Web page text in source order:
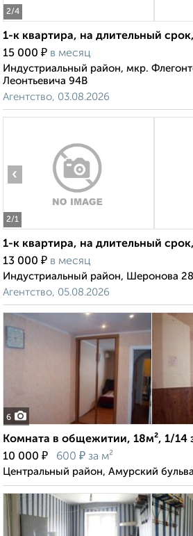
2/4
1-к квартира, на длительный
15 000 ₽ в месяц
Индустриальный район, мкр.
Леонтьевича 94В
Агентство, 03.08.2026
2/1
‹
1-к квартира, на длительный
13 000 ₽ в месяц
Индустриальный район, Шеронова 28
Агентство, 05.08.2026
6
Комната в общежитии, 18м², 1/14
10 000 ₽ 600 ₽ за м²
Центральный район, Амурский